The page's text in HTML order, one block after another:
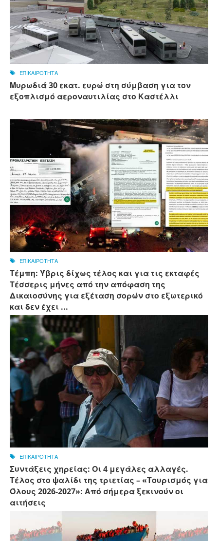
ΕΠΙΚΑΙΡΟΤΗΤΑ
Μυρωδιά 30 εκατ. ευρώ στη σύμβαση για τον
εξοπλισμό αεροναυτιλίας στο Καστέλλι
ΕΠΙΚΑΙΡΟΤΗΤΑ
Τέμπη: Ύβρις δίχως τέλος και για τις εκταφές
Τέσσερις μήνες από την απόφαση της
Δικαιοσύνης για εξέταση σορών στο εξωτερικό
και δεν έχει ...
ΕΠΙΚΑΙΡΟΤΗΤΑ
Συντάξεις χηρείας: Οι 4 μεγάλες αλλαγές.
Τέλος στο ψαλίδι της τριετίας – «Τουρισμός για
Όλους 2026-2027»: Από σήμερα ξεκινούν οι
αιτήσεις